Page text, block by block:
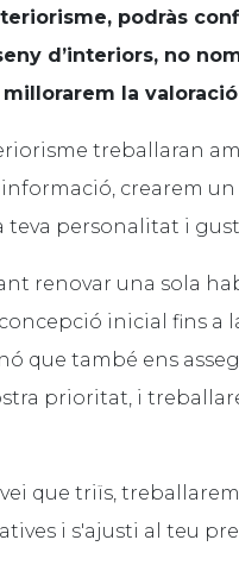
podràs
d’interiors, no
la
treballaran
crearem
teva personalitat i
renovar una sola
inicial fins
que també ens
prioritat, i
que triïs,
i s'ajusti al teu